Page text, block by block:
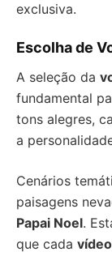
exclusiva.
Escolha de
A seleção da
fundamental
tons alegres,
a
Cenários
paisagens
Papai Noel.
que cada